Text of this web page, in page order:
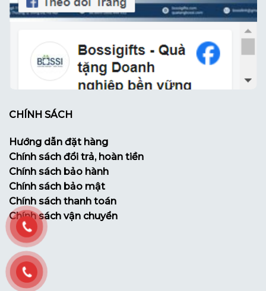
CHÍNH SÁCH
Hướng dẫn đặt hàng
Chính sách đổi trả, hoàn tiền
Chính sách bảo hành
Chính sách bảo mật
Chính sách thanh toán
Chính sách vận chuyển